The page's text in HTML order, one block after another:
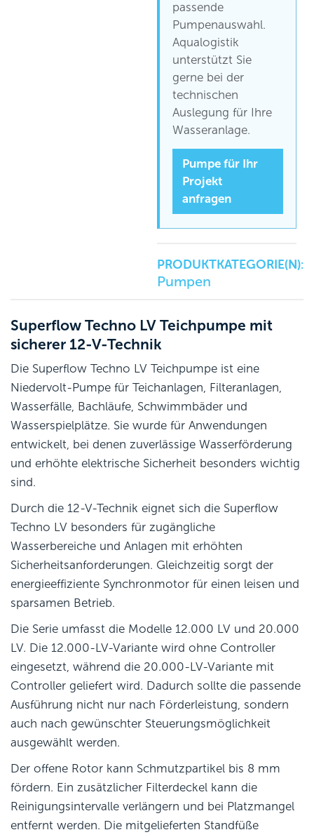
passende
Pumpenauswahl.
Aqualogistik
unterstützt Sie
gerne bei der
technischen
Auslegung für Ihre
Wasseranlage.
Pumpe für Ihr
Projekt
anfragen
PRODUKTKATEGORIE(N):
Pumpen
Superflow Techno LV Teichpumpe mit
sicherer 12-V-Technik
Die Superflow Techno LV Teichpumpe ist eine
Niedervolt-Pumpe für Teichanlagen, Filteranlagen,
Wasserfälle, Bachläufe, Schwimmbäder und
Wasserspielplätze. Sie wurde für Anwendungen
entwickelt, bei denen zuverlässige Wasserförderung
und erhöhte elektrische Sicherheit besonders wichtig
sind.
Durch die 12-V-Technik eignet sich die Superflow
Techno LV besonders für zugängliche
Wasserbereiche und Anlagen mit erhöhten
Sicherheitsanforderungen. Gleichzeitig sorgt der
energieeffiziente Synchronmotor für einen leisen und
sparsamen Betrieb.
Die Serie umfasst die Modelle 12.000 LV und 20.000
LV. Die 12.000-LV-Variante wird ohne Controller
eingesetzt, während die 20.000-LV-Variante mit
Controller geliefert wird. Dadurch sollte die passende
Ausführung nicht nur nach Förderleistung, sondern
auch nach gewünschter Steuerungsmöglichkeit
ausgewählt werden.
Der offene Rotor kann Schmutzpartikel bis 8 mm
fördern. Ein zusätzlicher Filterdeckel kann die
Reinigungsintervalle verlängern und bei Platzmangel
entfernt werden. Die mitgelieferten Standfüße